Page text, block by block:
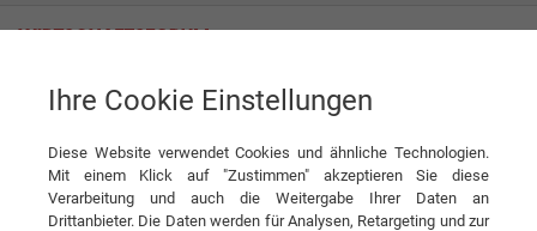
Rodriguez GmbH Menschen mit Ideen und Produkte mit Mehrwert
Interview Rodriguez GmbH
DIESEN ARTIKEL EMPFEHLEN
Ihre Cookie Einstellungen
Diese Website verwendet Cookies und ähnliche Technologien.
Mit einem Klick auf "Zustimmen" akzeptieren Sie diese
Verarbeitung und auch die Weitergabe Ihrer Daten an
Drittanbieter. Die Daten werden für Analysen, Retargeting und zur